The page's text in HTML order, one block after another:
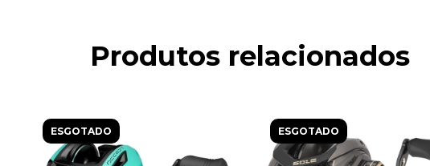
Produtos relacionados
ESGOTADO ESGOTADO